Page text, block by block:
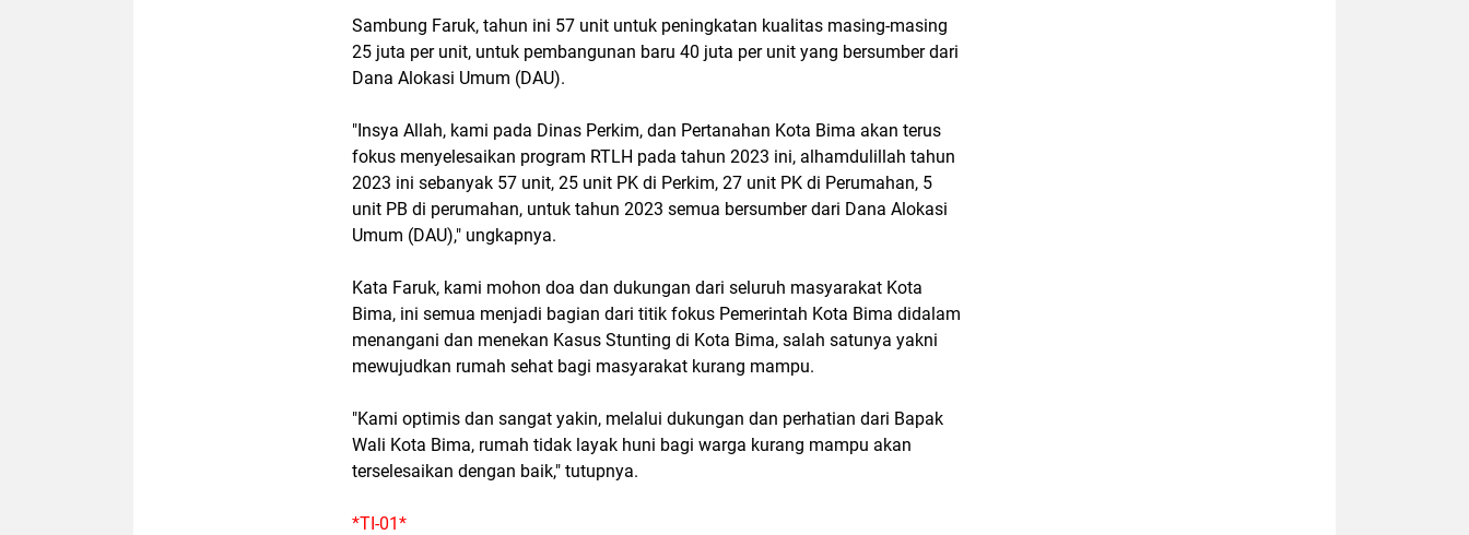
Sambung Faruk, tahun ini 57 unit untuk peningkatan kualitas masing-masing
25 juta per unit, untuk pembangunan baru 40 juta per unit yang bersumber dari
Dana Alokasi Umum (DAU).
"Insya Allah, kami pada Dinas Perkim, dan Pertanahan Kota Bima akan terus
fokus menyelesaikan program RTLH pada tahun 2023 ini, alhamdulillah tahun
2023 ini sebanyak 57 unit, 25 unit PK di Perkim, 27 unit PK di Perumahan, 5
unit PB di perumahan, untuk tahun 2023 semua bersumber dari Dana Alokasi
Umum (DAU)," ungkapnya.
Kata Faruk, kami mohon doa dan dukungan dari seluruh masyarakat Kota
Bima, ini semua menjadi bagian dari titik fokus Pemerintah Kota Bima didalam
menangani dan menekan Kasus Stunting di Kota Bima, salah satunya yakni
mewujudkan rumah sehat bagi masyarakat kurang mampu.
"Kami optimis dan sangat yakin, melalui dukungan dan perhatian dari Bapak
Wali Kota Bima, rumah tidak layak huni bagi warga kurang mampu akan
terselesaikan dengan baik," tutupnya.
*TI-01*